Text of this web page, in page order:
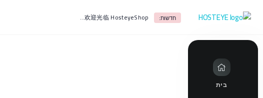
חדשות: 欢迎光临 HosteyeShop！
בית